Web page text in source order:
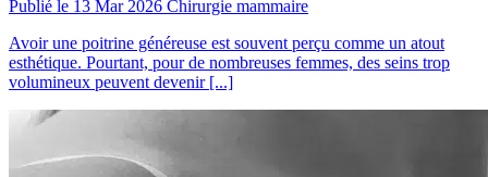
Publié le 13 Mar 2026 Chirurgie mammaire
Avoir une poitrine généreuse est souvent perçu comme un atout
esthétique. Pourtant, pour de nombreuses femmes, des seins trop
volumineux peuvent devenir [...]